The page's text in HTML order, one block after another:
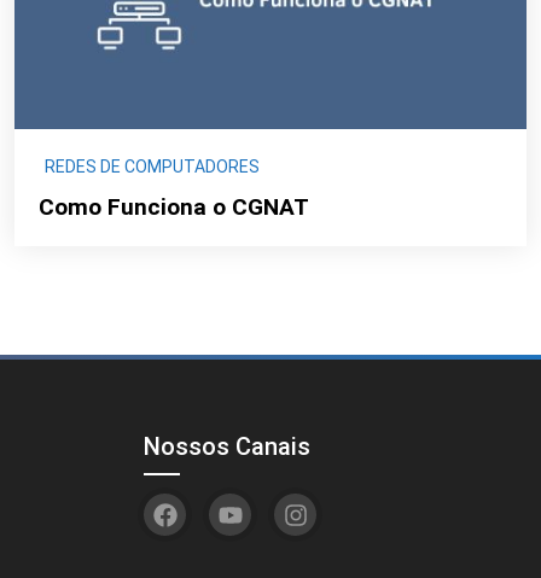
REDES DE COMPUTADORES
Como Funciona o CGNAT
Nossos Canais